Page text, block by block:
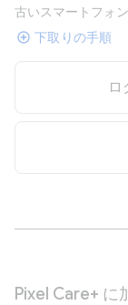
古いスマートフォ
下取りの手順
Pixel Care+ に